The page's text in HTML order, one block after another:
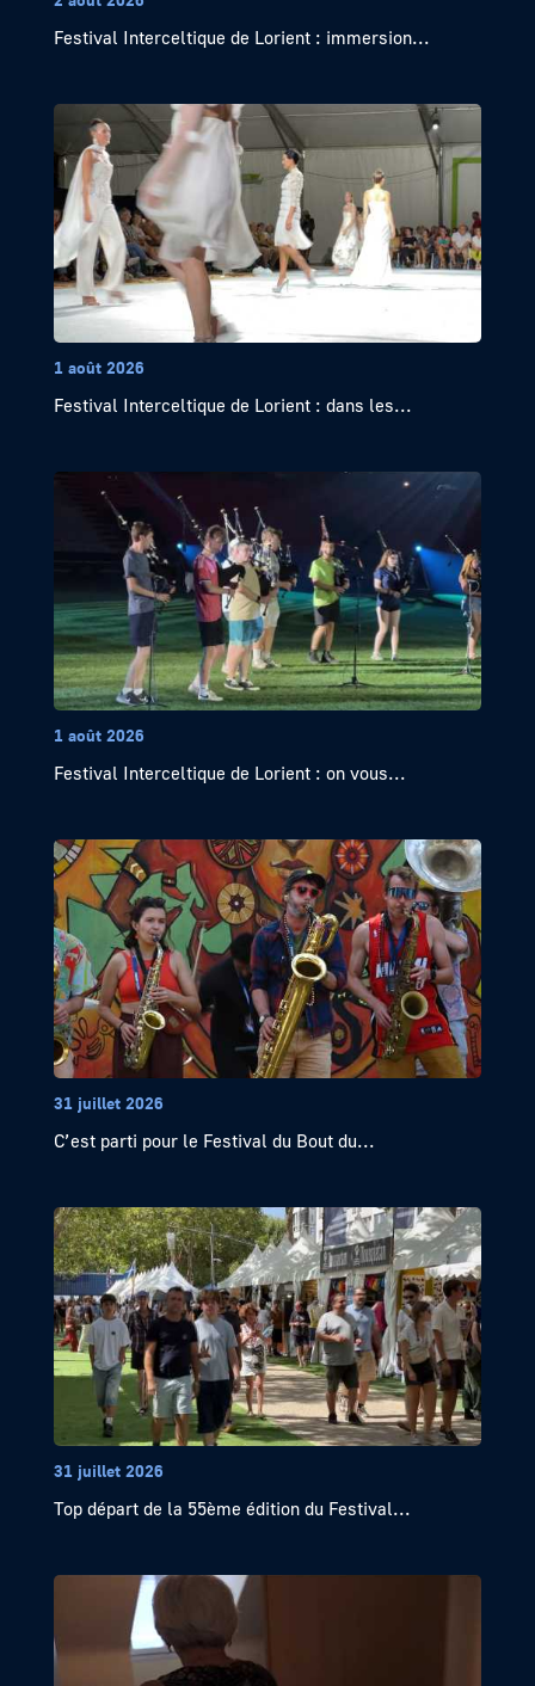
Festival Interceltique de Lorient : immersion...
1 août 2026
Festival Interceltique de Lorient : dans les...
1 août 2026
Festival Interceltique de Lorient : on vous...
31 juillet 2026
C’est parti pour le Festival du Bout du...
31 juillet 2026
Top départ de la 55ème édition du Festival...